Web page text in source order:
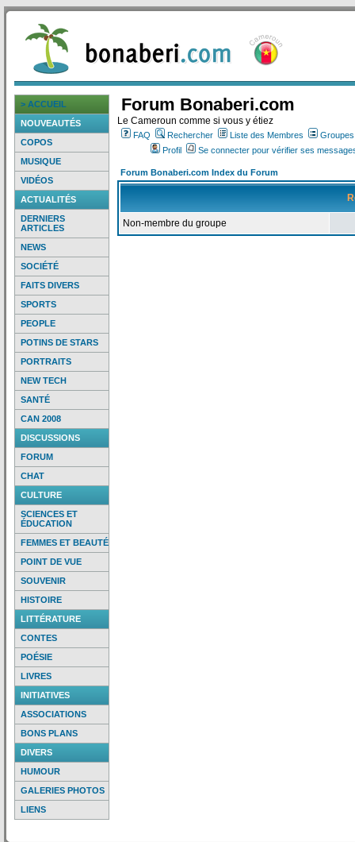
> ACCUEIL
NOUVEAUTÉS
COPOS
MUSIQUE
VIDÉOS
ACTUALITÉS
DERNIERS
ARTICLES
NEWS
SOCIÉTÉ
FAITS DIVERS
SPORTS
PEOPLE
POTINS DE STARS
PORTRAITS
NEW TECH
SANTÉ
CAN 2008
DISCUSSIONS
FORUM
CHAT
CULTURE
SCIENCES ET
ÉDUCATION
FEMMES ET BEAUTÉ
POINT DE VUE
SOUVENIR
HISTOIRE
LITTÉRATURE
CONTES
POÉSIE
LIVRES
INITIATIVES
ASSOCIATIONS
BONS PLANS
DIVERS
HUMOUR
GALERIES PHOTOS
LIENS
Forum Bonaberi.com
Le Cameroun comme si vous y étiez
FAQ Rechercher Liste des Membres
Profil
Se connecter pour vérifier ses
Forum Bonaberi.com Index du Forum
Non-membre du groupe